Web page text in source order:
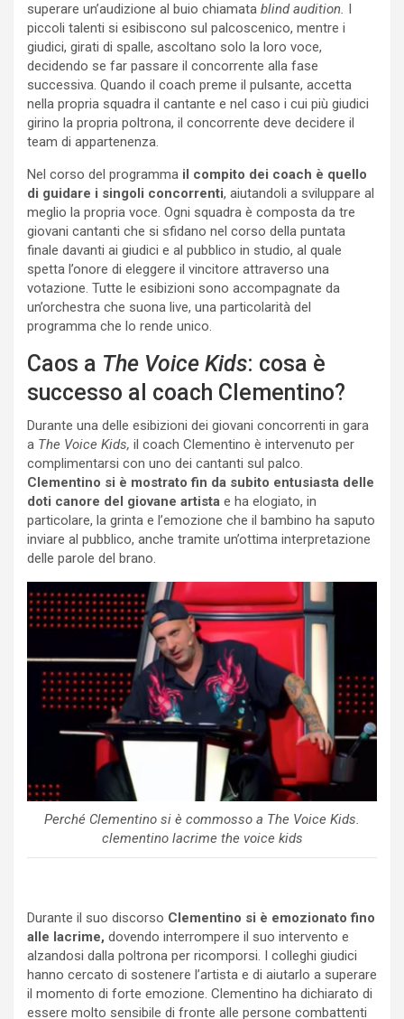
superare un’audizione al buio chiamata blind audition.
piccoli talenti si esibiscono sul palcoscenico, mentre i
giudici, girati di spalle, ascoltano solo la loro voce,
decidendo se far passare il concorrente alla fase
successiva. Quando il coach preme il pulsante, accetta
nella propria squadra il cantante e nel caso i cui più giudici
girino la propria poltrona, il concorrente deve decidere il
team di appartenenza.
Nel corso del programma il compito dei coach è quello
di guidare i singoli concorrenti, aiutandoli a sviluppare al
meglio la propria voce. Ogni squadra è composta da tre
giovani cantanti che si sfidano nel corso della puntata
finale davanti ai giudici e al pubblico in studio, al quale
spetta l’onore di eleggere il vincitore attraverso una
votazione. Tutte le esibizioni sono accompagnate da
un’orchestra che suona live, una particolarità del
programma che lo rende unico.
Caos a The Voice Kids: cosa è
successo al coach Clementino?
Durante una delle esibizioni dei giovani concorrenti in gara
a The Voice Kids, il coach Clementino è intervenuto per
complimentarsi con uno dei cantanti sul palco.
Clementino si è mostrato fin da subito entusiasta delle
doti canore del giovane artista e ha elogiato, in
particolare, la grinta e l’emozione che il bambino ha saputo
inviare al pubblico, anche tramite un’ottima interpretazione
delle parole del brano.
Perché Clementino si è commosso a The Voice Kids.
clementino lacrime the voice kids
Durante il suo discorso Clementino si è emozionato fino
alle lacrime, dovendo interrompere il suo intervento e
alzandosi dalla poltrona per ricomporsi. I colleghi giudici
hanno cercato di sostenere l’artista e di aiutarlo a superare
il momento di forte emozione. Clementino ha dichiarato di
essere molto sensibile di fronte alle persone combattenti